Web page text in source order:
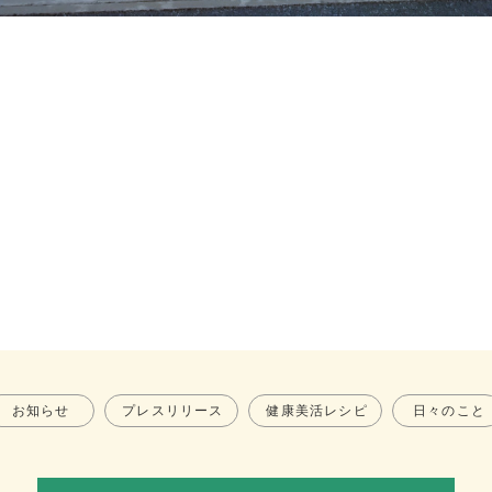
お知らせ プレスリリース 健康美活レシピ 日々のこと